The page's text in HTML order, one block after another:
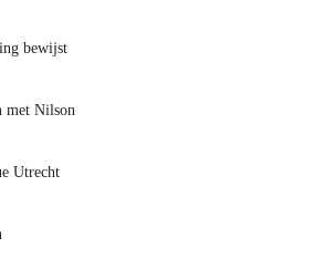
bewijst
met Nilson
Utrecht